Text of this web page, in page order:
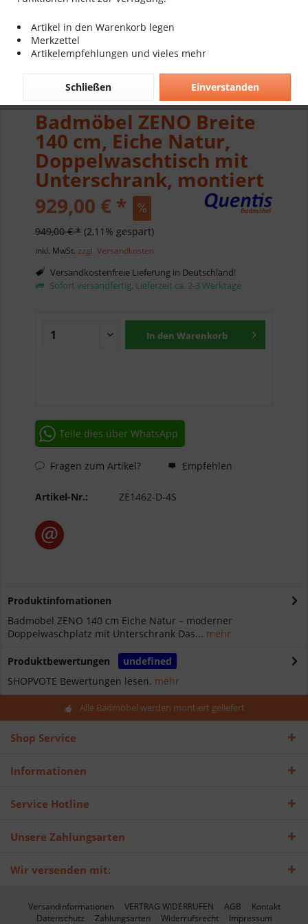
Badmöbel ZENO Breite
140 cm, Eiche Natur,
Doppelwaschtisch mit
Unterschrank, montiert
929,00 € *
949,00 € * (2,11% gespart)
inkl. MwSt. zzgl. Versandkosten
Versandkostenfreie Lieferung in Deutschland!
Sofort versandfertig, Lieferzeit ca. 2-3 Werktage
In den Warenkorb
Teile dies über WhatsApp
Fragen zum Artikel? Empfehlen
Artikel-Nr.: ZE1462-D-4S
Produktinfomationen
Badmöbel ZENO 140 cm Eiche Natur – moderner
Doppelwaschplatz mit Unterschrank Das... mehr
Produktbewertungen
undefined
SHOPVOTE Bewertungen lesen. mehr
Alle Badmöbel werden montiert geliefert
Shop Service
Informationen
Service Hotline
Unsere Zahlungsarten
Wir versenden mit:
Versandinformationen VERTRAG WIDERRUFEN AGB
Kontakt
Datenschutz
Zahlungsarten Widerrufsrecht Impressum
Artikel in den Warenkorb legen
Merkzettel
Artikelempfehlungen und vieles mehr
Einverstanden
Schließen